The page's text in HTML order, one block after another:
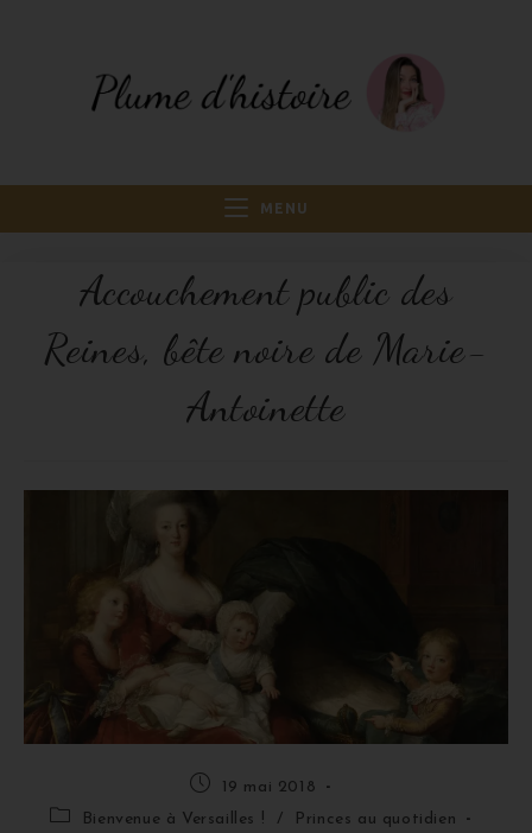
MENU
Accouchement public des
Reines, bête noire de Marie-
Antoinette
19 mai 2018
Bienvenue à Versailles !
/
Princes au quotidien